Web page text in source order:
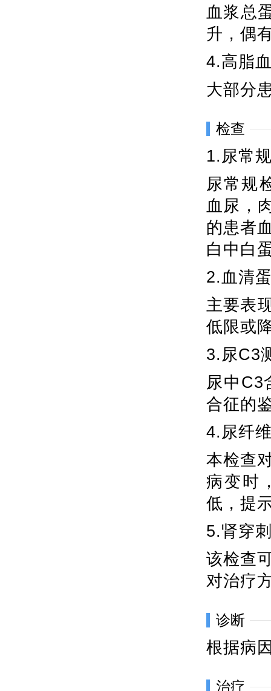
血浆总
升，偶
4.高脂
大部分
检查
1.尿常
尿常规
血尿，
的患者
白中白
2.血清
主要表
低限或
3.尿C3
尿中C3
合征的
4.尿纤
本检查
病变时
低，提
5.肾穿
该检查
对治疗
诊断
根据病
治疗